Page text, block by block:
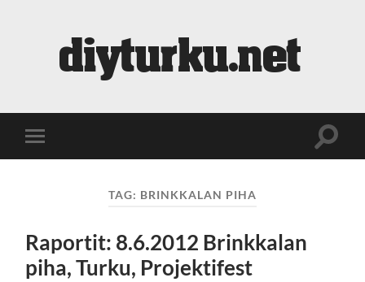
Toggle
mobile
Toggle
TAG: BRINKKALAN PIHA
Raportit: 8.6.2012 Brinkkalan
piha, Turku, Projektifest